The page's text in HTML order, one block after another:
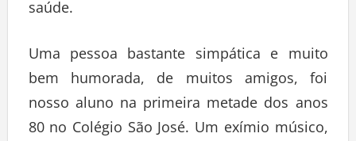
saúde.
Uma pessoa bastante simpática e muito
bem humorada, de muitos amigos, foi
nosso aluno na primeira metade dos anos
80 no Colégio São José. Um exímio músico,